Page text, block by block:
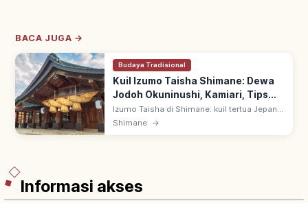
BACA JUGA →
Budaya Tradisional
Kuil Izumo Taisha Shimane: Dewa
Jodoh Okuninushi, Kamiari, Tips
Berkunjung
Izumo Taisha di Shimane: kuil tertua Jepang,
memuja Okuninushi no Okami sebagai dewa
Shimane →
Informasi akses